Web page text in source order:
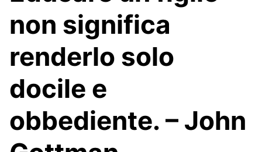
non significa
renderlo solo
docile e
obbediente. – John